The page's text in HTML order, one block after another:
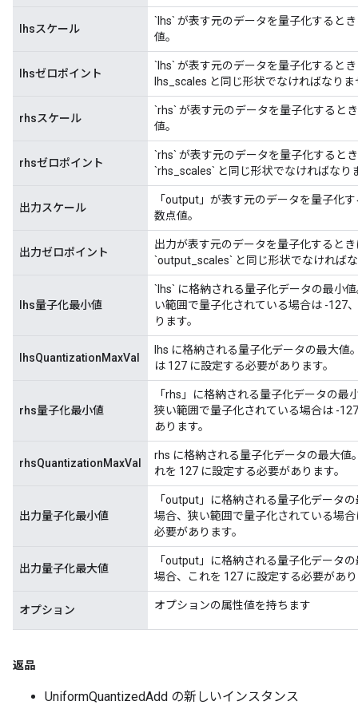
lhsスケール
`lhs` が表す元のデータを量子化すると
値。
lhsゼロポイント
`lhs` が表す元のデータを量子化すると
lhs_scales と同じ形状でなければなりま
rhsスケール
`rhs` が表す元のデータを量子化すると
値。
rhsゼロポイント
`rhs` が表す元のデータを量子化すると
`rhs_scales` と同じ形状でなければなり
出力スケール
「output」が表す元のデータを量子化
数点値。
出力ゼロポイント
出力が表す元のデータを量子化すると
`output_scales` と同じ形状でなければ
lhs量子化最小値
`lhs` に格納される量子化データの最小
い範囲で量子化されている場合は -127
ります。
lhsQuantizationMaxVal
lhs に格納される量子化データの最大
は 127 に設定する必要があります。
rhs量子化最小値
「rhs」に格納される量子化データの
狭い範囲で量子化されている場合は -
あります。
rhsQuantizationMaxVal
rhs に格納される量子化データの最大
れを 127 に設定する必要があります。
出力量子化最小値
「output」に格納される量子化データ
場合、狭い範囲で量子化されている場
必要があります。
出力量子化最大値
「output」に格納される量子化データ
場合、これを 127 に設定する必要があ
オプション オプションの属性値を持ちます
返品
UniformQuantizedAdd の新しいインスタンス